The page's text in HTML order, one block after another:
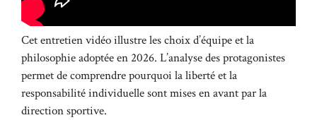
Cet entretien vidéo illustre les choix d’équipe et la
philosophie adoptée en 2026. L’analyse des protagonistes
permet de comprendre pourquoi la liberté et la
responsabilité individuelle sont mises en avant par la
direction sportive.